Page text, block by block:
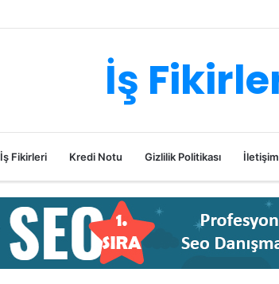
İş
İş Fikirleri Kredi Notu Gizlilik Politikası İletişim